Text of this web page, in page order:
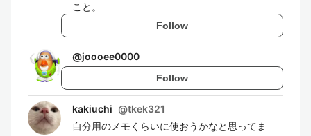
こと。
Follow
@joooee0000
Follow
kakiuchi @tkek321
自分用のメモくらいに使おうかなと思ってま